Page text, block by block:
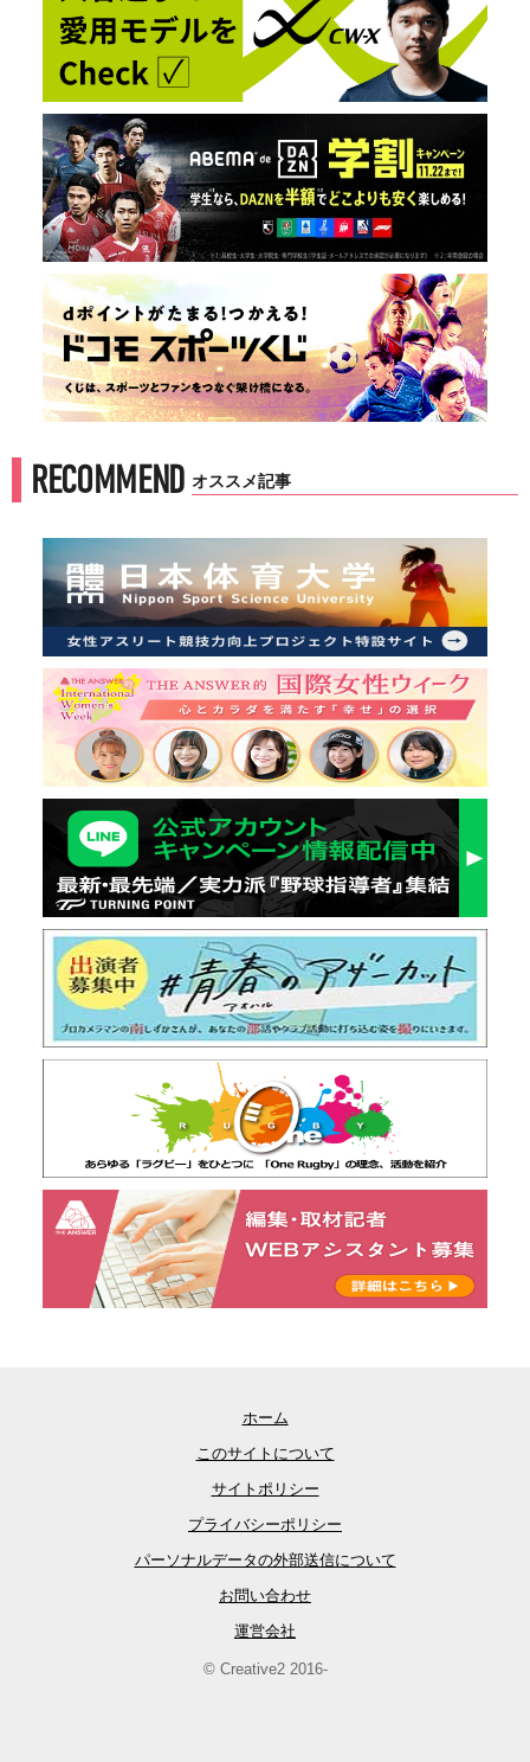
RECOMMEND オススメ記事
ホーム
このサイトについて
サイトポリシー
プライバシーポリシー
パーソナルデータの外部送信について
お問い合わせ
運営会社
© Creative2 2016-